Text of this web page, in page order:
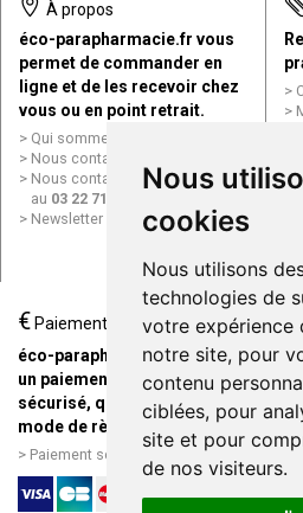
Nous
cookies
Nous utilisons
technologies de
votre expérience
notre site, pour
contenu
ciblées, pour
site et pour
de nos visiteurs.
À propos
éco-parapharmacie.fr vous
permet de commander en
ligne et de les recevoir chez
vous ou en point retrait.
Qui sommes nous ?
Nous contacter par e-mail
Nous contacter par téléphone
au 03 22 71 64 10
Newsletter
€ Paiement
éco-parapharmacie.fr offre
un paiement entièrement
sécurisé, quel que soit le
mode de règlement
Paiement sécurisé et simple